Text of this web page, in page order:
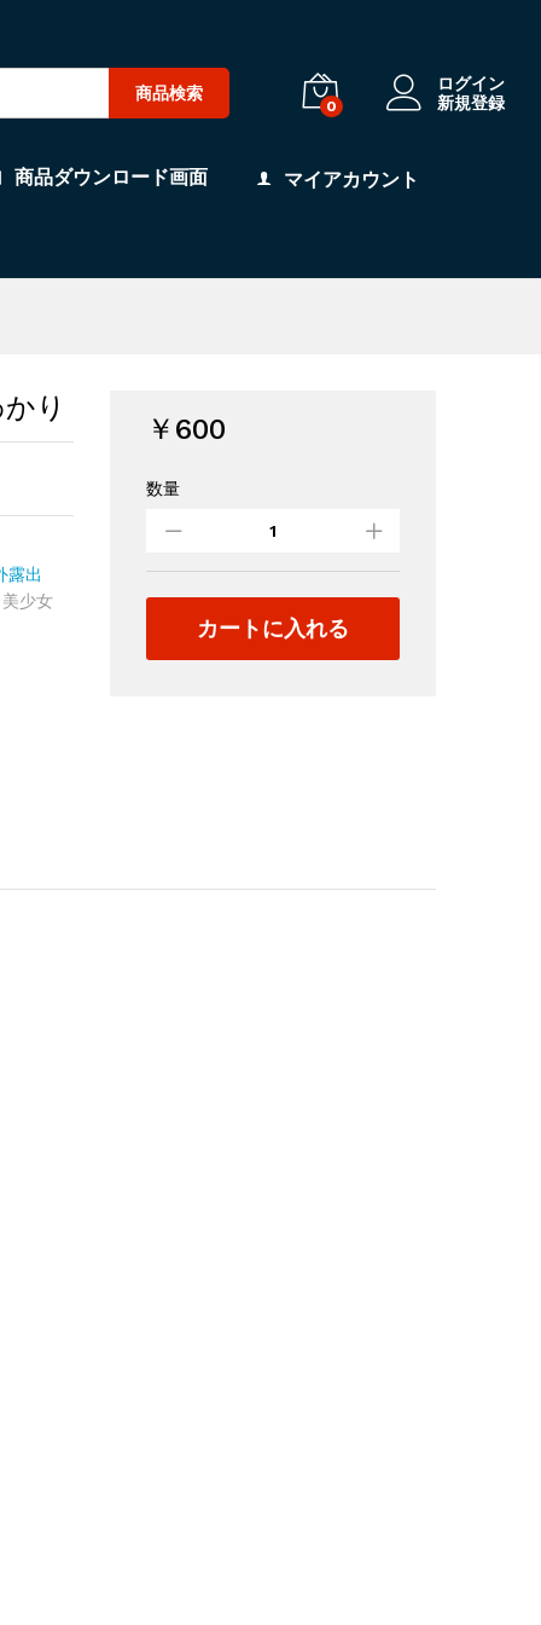
商品検索
0
ログイン
新規登録
商品ダウンロード画面 マイアカウント
り
露出
美少女
￥ 600
【B
ポ
チ】
り
数量
カートに入れる